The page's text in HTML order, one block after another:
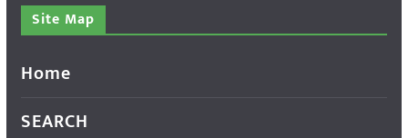
Site Map
Home
SEARCH